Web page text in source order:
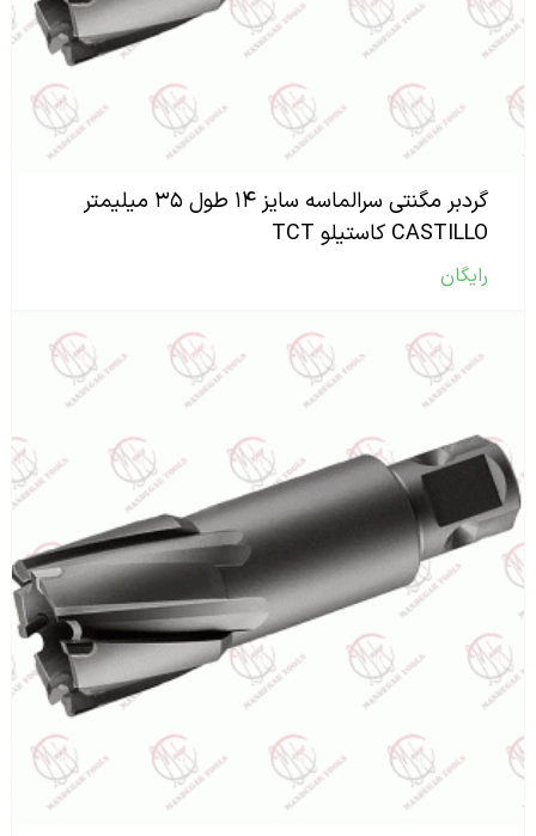
گردبر مگنتی سرالماسه سایز ۱۴ طول ۳۵ میلیمتر
CASTILLO کاستیلو TCT
رایگان